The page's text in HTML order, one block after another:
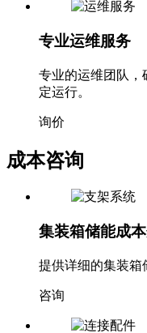
专业运维服务
专业的运维团队，
定运行。
询价
成本咨询
集装箱储能成
提供详细的集装箱
咨询